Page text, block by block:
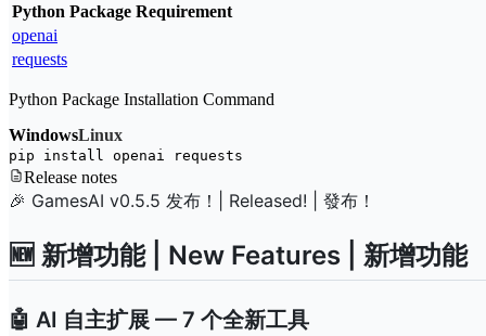
Python Package Requirement
openai
requests
Python Package Installation Command
WindowsLinux
pip install openai requests
Release notes
🎉 GamesAI v0.5.5 发布！| Released! | 發布！
🆕 新增功能 | New Features | 新增功能
🤖 AI 自主扩展 — 7 个全新工具